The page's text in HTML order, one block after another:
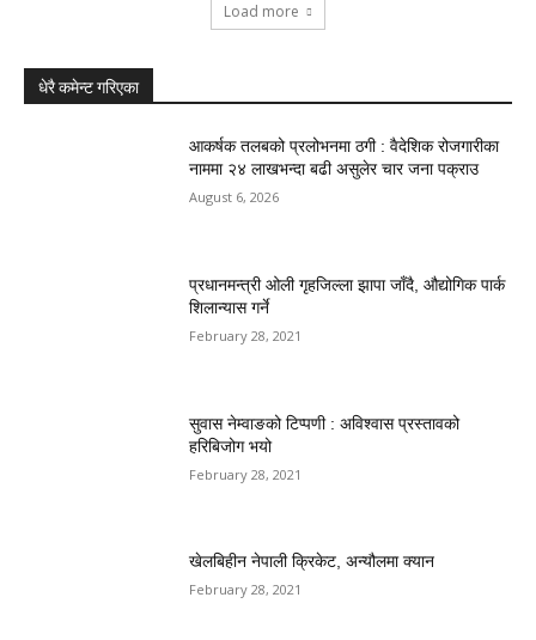
Load more
धेरै कमेन्ट गरिएका
आकर्षक तलबको प्रलोभनमा ठगी : वैदेशिक रोजगारीका
नाममा २४ लाखभन्दा बढी असुलेर चार जना पक्राउ
August 6, 2026
प्रधानमन्त्री ओली गृहजिल्ला झापा जाँदै, औद्योगिक पार्क
शिलान्यास गर्ने
February 28, 2021
सुवास नेम्वाङको टिप्पणी : अविश्वास प्रस्तावको
हरिबिजोग भयो
February 28, 2021
खेलबिहीन नेपाली क्रिकेट, अन्यौलमा क्यान
February 28, 2021